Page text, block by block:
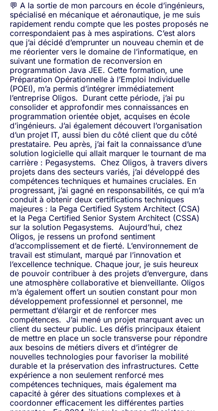
💬 A la sortie de mon parcours en école d’ingénieurs,
spécialisé en mécanique et aéronautique, je me suis
rapidement rendu compte que les postes proposés ne
correspondaient pas à mes aspirations. C’est alors
que j’ai décidé d’emprunter un nouveau chemin et de
me réorienter vers le domaine de l’informatique, en
suivant une formation de reconversion en
programmation Java JEE. Cette formation, une
Préparation Opérationnelle à l’Emploi Individuelle
(POEI), m’a permis d’intégrer immédiatement
l’entreprise Oligos. Durant cette période, j’ai pu
consolider et approfondir mes connaissances en
programmation orientée objet, acquises en école
d’ingénieurs. J’ai également découvert l’organisation
d’un projet IT, aussi bien du côté client que du côté
prestataire. Peu après, j’ai fait la connaissance d’une
solution logicielle qui allait marquer le tournant de ma
carrière : Pegasystems. Chez Oligos, à travers divers
projets dans des secteurs variés, j’ai développé des
compétences techniques et humaines cruciales. En
progressant, j’ai gagné en responsabilités, ce qui m’a
conduit à obtenir deux certifications techniques
majeures : la Pega Certified System Architect (CSA)
et la Pega Certified Senior System Architect (CSSA)
sur la solution Pegasystems. Aujourd’hui, chez
Oligos, je ressens un profond sentiment
d’accomplissement et de fierté. L’environnement de
travail est stimulant, marqué par l’innovation et
l’excellence technique. Chaque jour, je suis heureux
de pouvoir contribuer à des projets d’envergure, dans
une atmosphère collaborative et bienveillante. Oligos
m’a également offert un soutien constant pour mon
développement professionnel et personnel, me
permettant d’élargir et de renforcer mes
compétences. J’ai mené un projet marquant avec un
client du secteur public. Les défis principaux étaient
de mettre en place un socle transverse pour répondre
aux besoins de métiers divers et d’intégrer de
nouvelles technologies pour favoriser la mobilité
durable et la préservation des infrastructures. Cette
expérience a non seulement renforcé mes
compétences techniques, mais également ma
capacité à gérer des situations complexes et à
coordonner efficacement les différentes parties